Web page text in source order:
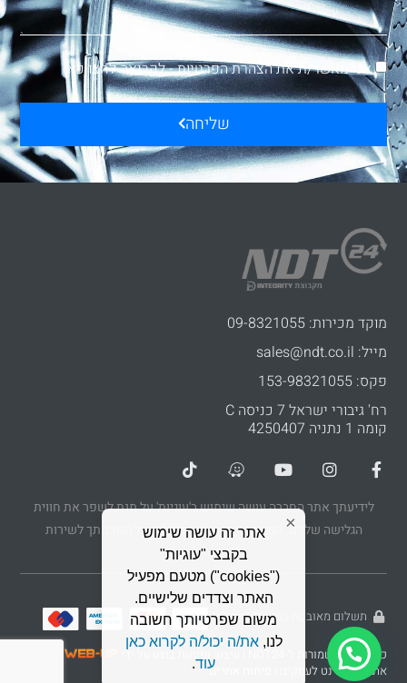
אני מאשר/ת את הצהרת הפרטיות -לקריאה לחצו כאן
שליחה
מוקד מכירות: 09-8321055
מייל: sales@ndt.co.il
פקס: 153-98321055
רח' גיבורי ישראל 7 כניסה C
קומה 1 נתניה 4250407
לידיעתך אתר החברה עושה שימוש ב'עוגיות' על מנת לשפר את חווית
הגלישה שלכם. המשך שימושך באתר יעיד על הסכמתך לשירות
כל הזכויות שמורות ל-NDT24 | עיצוב ופיתוח בוצע על ידי
אתרי אינטרנט לעסקים
פיתוח אתרים
תשלום מאובטח בטכנולוגיית PCI
×
אתר זה עושה שימוש
בקבצי "עוגיות"
("cookies") מטעם מפעיל
האתר וצדדים שלישיים.
משום שפרטיותך חשובה
לנו,את/ה יכול/ה לקרוא כאן
עוד.
לידיעתך אתר החברה עושה שימוש ב'עוגיות' על מנת לשפר את חווית
הגלישה שלכם. המשך שימושך באתר יעיד על הסכמתך לשירות